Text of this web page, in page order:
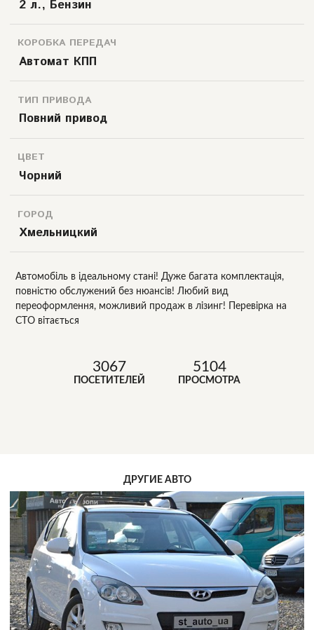
2 л., Бензин
КОРОБКА ПЕРЕДАЧ
Автомат КПП
ТИП ПРИВОДА
Повний привод
ЦВЕТ
Чорний
ГОРОД
Хмельницкий
Автомобіль в ідеальному стані! Дуже багата комплектація,
повністю обслужений без нюансів! Любий вид
переоформлення, можливий продаж в лізинг! Перевірка на
СТО вітається
3067
ПОСЕТИТЕЛЕЙ
5104
ПРОСМОТРА
ДРУГИЕ АВТО